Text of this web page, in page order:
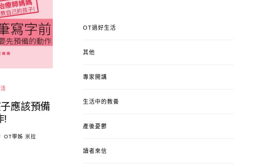
應該預備
!
OT學姊 米拉
媳婦就是媳婦，永遠不會變
OT過好生活
其他
專家開講
生活中的教養
產後憂鬱
讀者來信